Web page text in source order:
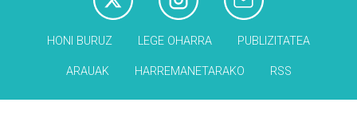
HONI BURUZ LEGE OHARRA PUBLIZITATEA
ARAUAK HARREMANETARAKO RSS